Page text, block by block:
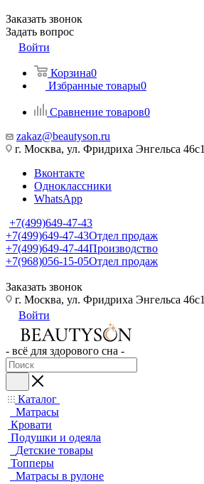
Заказать звонок
Задать вопрос
Войти
Корзина0
Избранные товары0
Сравнение товаров0
zakaz@beautyson.ru
г. Москва, ул. Фридриха Энгельса 46с1
Вконтакте
Одноклассники
WhatsApp
+7(499)649-47-43
+7(499)649-47-43Отдел продаж
+7(499)649-47-44Производство
+7(968)056-15-05Отдел продаж
Заказать звонок
г. Москва, ул. Фридриха Энгельса 46с1
Войти
- всё для здорового сна -
Каталог
Матрасы
Кровати
Подушки и одеяла
Детские товары
Топперы
Матрасы в рулоне